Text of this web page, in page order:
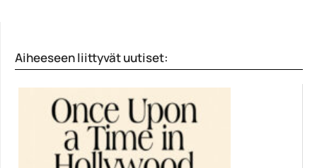
Aiheeseen liittyvät uutiset: